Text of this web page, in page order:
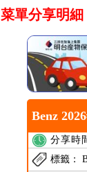
菜單分享明細
Benz
分享時
標籤：